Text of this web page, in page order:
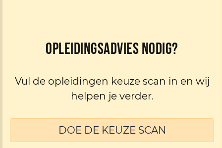
Opleidingsadvies nodig?
Vul de opleidingen keuze scan in en wij
helpen je verder.
DOE DE KEUZE SCAN